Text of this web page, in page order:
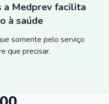
a Medprev facilita
à saúde
somente pelo serviço
que precisar.